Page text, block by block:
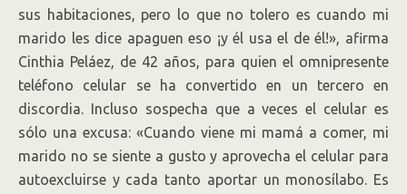
sus habitaciones, pero lo que no tolero es cuando mi
marido les dice apaguen eso ¡y él usa el de él!», afirma
Cinthia Peláez, de 42 años, para quien el omnipresente
teléfono celular se ha convertido en un tercero en
discordia. Incluso sospecha que a veces el celular es
sólo una excusa: «Cuando viene mi mamá a comer, mi
marido no se siente a gusto y aprovecha el celular para
autoexcluirse y cada tanto aportar un monosílabo. Es